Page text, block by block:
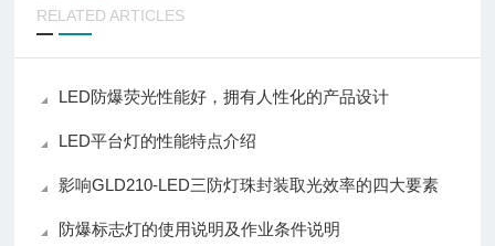
RELATED ARTICLES
LED防爆荧光性能好，拥有人性化的产品设计
LED平台灯的性能特点介绍
影响GLD210-LED三防灯珠封装取光效率的四大要素
防爆标志灯的使用说明及作业条件说明